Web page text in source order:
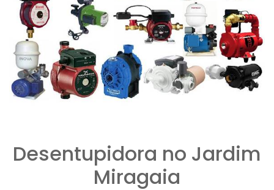
Desentupidora no Jardim
Miragaia